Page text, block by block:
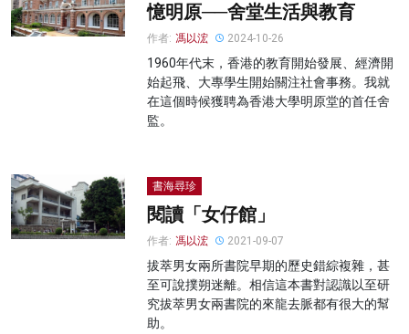
憶明原──舍堂生活與教育
作者: 馮以浤 2024-10-26
1960年代末，香港的教育開始發展、經濟開
始起飛、大專學生開始關注社會事務。我就
在這個時候獲聘為香港大學明原堂的首任舍
監。
書海尋珍
閱讀「女仔館」
作者: 馮以浤 2021-09-07
拔萃男女兩所書院早期的歷史錯綜複雜，甚
至可說撲朔迷離。相信這本書對認識以至研
究拔萃男女兩書院的來龍去脈都有很大的幫
助。